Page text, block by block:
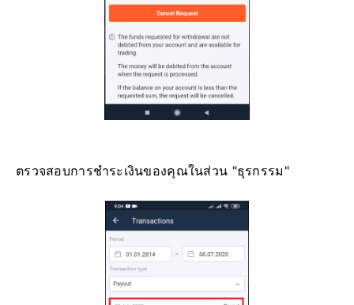
ตรวจสอบการชำระเงินของคุณในส่วน "ธุรกรรม"